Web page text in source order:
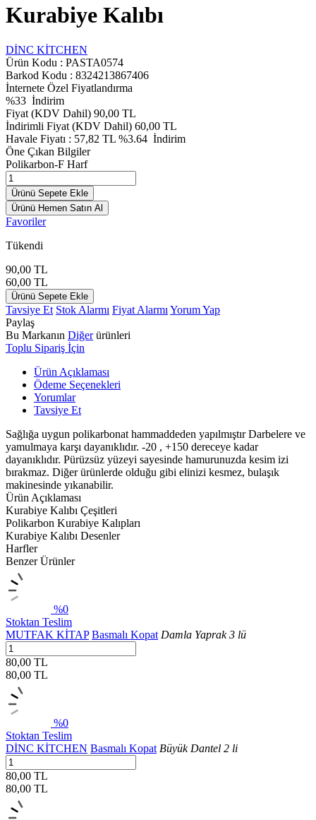
Kurabiye Kalıbı
DİNC KİTCHEN
Ürün Kodu : PASTA0574
Barkod Kodu : 8324213867406
İnternete Özel Fiyatlandırma
%33 İndirim
Fiyat (KDV Dahil) 90,00 TL
İndirimli Fiyat (KDV Dahil) 60,00 TL
Havale Fiyatı : 57,82 TL %3.64 İndirim
Öne Çıkan Bilgiler
Polikarbon-F Harf
Ürünü Sepete Ekle
Ürünü Hemen Satın Al
Favoriler
Tükendi
90,00 TL
60,00 TL
Ürünü Sepete Ekle
Tavsiye Et Stok Alarmı Fiyat Alarmı Yorum Yap
Paylaş
Bu Markanın Diğerürünleri
Toplu Sipariş İçin
Ürün Açıklaması
Ödeme Seçenekleri
Yorumlar
Tavsiye Et
Sağlığa uygun polikarbonat hammaddeden yapılmıştır Darbelere ve
yamulmaya karşı dayanıklıdır. -20 , +150 dereceye kadar
dayanıklıdır. Pürüzsüz yüzeyi sayesinde hamurunuzda kesim izi
bırakmaz. Diğer ürünlerde olduğu gibi elinizi kesmez, bulaşık
makinesinde yıkanabilir.
Ürün Açıklaması
Kurabiye Kalıbı Çeşitleri
Polikarbon Kurabiye Kalıpları
Kurabiye Kalıbı Desenler
Harfler
Benzer Ürünler
%0
Stoktan Teslim
MUTFAK KİTAP Basmalı Kopat Damla Yaprak 3 lü
80,00 TL
80,00 TL
%0
Stoktan Teslim
DİNC KİTCHEN Basmalı Kopat Büyük Dantel 2 li
80,00 TL
80,00 TL